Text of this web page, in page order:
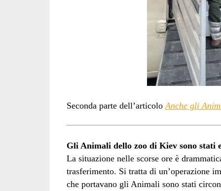
Seconda parte dell’articolo Anche gli
Gli Animali dello zoo di Kiev sono stati
La situazione nelle scorse ore è
trasferimento. Si tratta di un’operazione
che portavano gli Animali sono stati